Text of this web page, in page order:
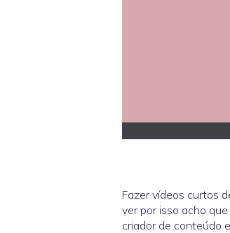
Fazer vídeos curtos
ver por isso acho
criador de conteúdo